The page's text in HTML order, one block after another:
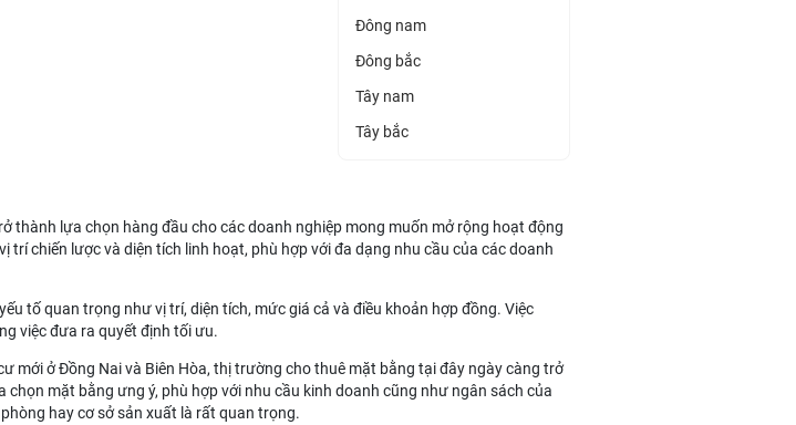
Đông nam
Đông bắc
Tây nam
Tây bắc
thành lựa chọn hàng đầu cho các doanh nghiệp mong muốn mở rộng hoạt động
trí chiến lược và diện tích linh hoạt, phù hợp với đa dạng nhu cầu của các doanh
tố quan trọng như vị trí, diện tích, mức giá cả và điều khoản hợp đồng. Việc
việc đưa ra quyết định tối ưu.
mới ở Đồng Nai và Biên Hòa, thị trường cho thuê mặt bằng tại đây ngày càng trở
mặt bằng ưng ý, phù hợp với nhu cầu kinh doanh cũng như ngân sách của
hay cơ sở sản xuất là rất quan trọng.